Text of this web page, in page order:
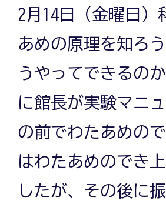
2月14日（金曜日
あめの原理を知ろ
うやってできるの
に館長が実験マニ
の前でわたあめの
はわたあめのでき
したが、その後に